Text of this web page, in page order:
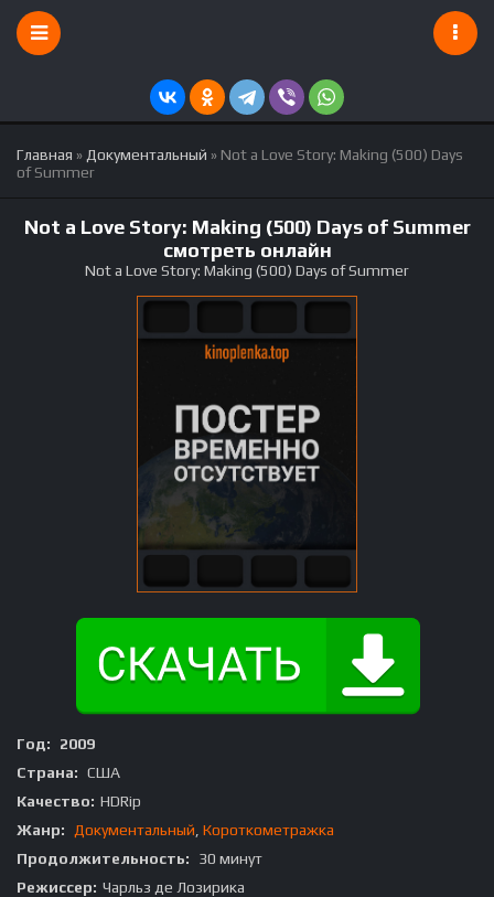
Главная » Документальный » Not a Love Story: Making (500) Days
of Summer
Not a Love Story: Making (500) Days of Summer
смотреть онлайн
Not a Love Story: Making (500) Days of Summer
Год:
2009
Страна: США
Качество: HDRip
Жанр:
Документальный Короткометражка
Продолжительность:
30 минут
Режиссер: Чарльз де Лозирика